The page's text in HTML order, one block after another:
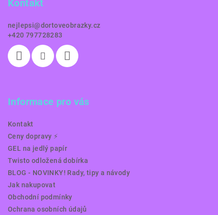
Kontakt
nejlepsi@dortoveobrazky.cz
+420 797728283
Informace pro vás
Kontakt
Ceny dopravy ⚡️
GEL na jedlý papír
Twisto odložená dobírka
BLOG - NOVINKY! Rady, tipy a návody
Jak nakupovat
Obchodní podmínky
Ochrana osobních údajů